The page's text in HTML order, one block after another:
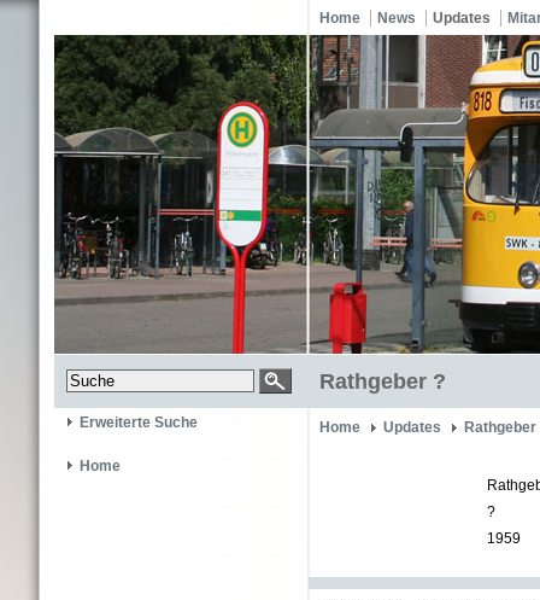
Home News Updates
Rathgeber ?
Erweiterte Suche
Home
Home Updates Rathgeber
?
1959